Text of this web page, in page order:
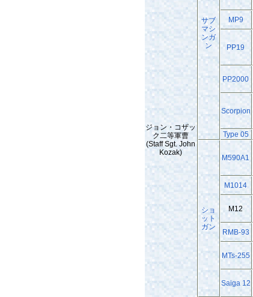
ジョン・コザッ
ク二等軍曹
(Staff Sgt. John
Kozak)
サブ
マシ
ンガ
ン
MP9
PP19
PP2000
Scorpion
Type 05
ショ
ット
ガン
M590A1
M1014
M12
RMB-93
MTs-255
Saiga 12